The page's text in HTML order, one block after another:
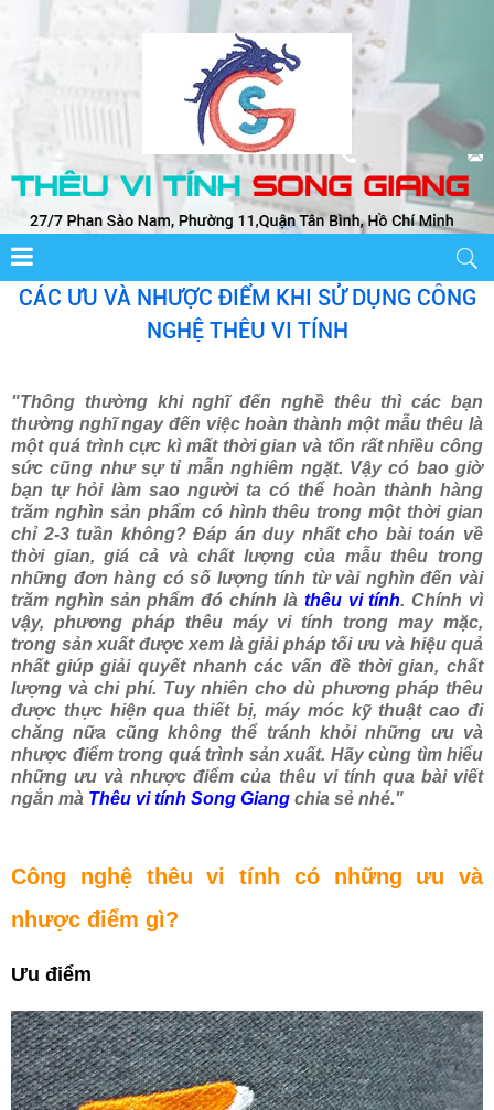
CÁC ƯU VÀ NHƯỢC ĐIỂM KHI SỬ DỤNG CÔNG
NGHỆ THÊU VI TÍNH
"Thông thường khi nghĩ đến nghề thêu thì các bạn
thường nghĩ ngay đến việc hoàn thành một mẫu thêu là
một quá trình cực kì mất thời gian và tốn rất nhiều công
sức cũng như sự tỉ mẫn nghiêm ngặt. Vậy có bao giờ
bạn tự hỏi làm sao người ta có thể hoàn thành hàng
trăm nghìn sản phẩm có hình thêu trong một thời gian
chỉ 2-3 tuần không? Đáp án duy nhất cho bài toán về
thời gian, giá cả và chất lượng của mẫu thêu trong
những đơn hàng có số lượng tính từ vài nghìn đến vài
trăm nghìn sản phẩm đó chính là thêu vi tính. Chính vì
vậy, phương pháp thêu máy vi tính trong may mặc,
trong sản xuất được xem là giải pháp tối ưu và hiệu quả
nhất giúp giải quyết nhanh các vấn đề thời gian, chất
lượng và chi phí. Tuy nhiên cho dù phương pháp thêu
được thực hiện qua thiết bị, máy móc kỹ thuật cao đi
chăng nữa cũng không thể tránh khỏi những ưu và
nhược điểm trong quá trình sản xuất. Hãy cùng tìm hiểu
những ưu và nhược điểm của thêu vi tính qua bài viết
ngắn mà Thêu vi tính Song Giang chia sẻ nhé."
Công nghệ thêu vi tính có những ưu và
nhược điểm gì?
Ưu điểm